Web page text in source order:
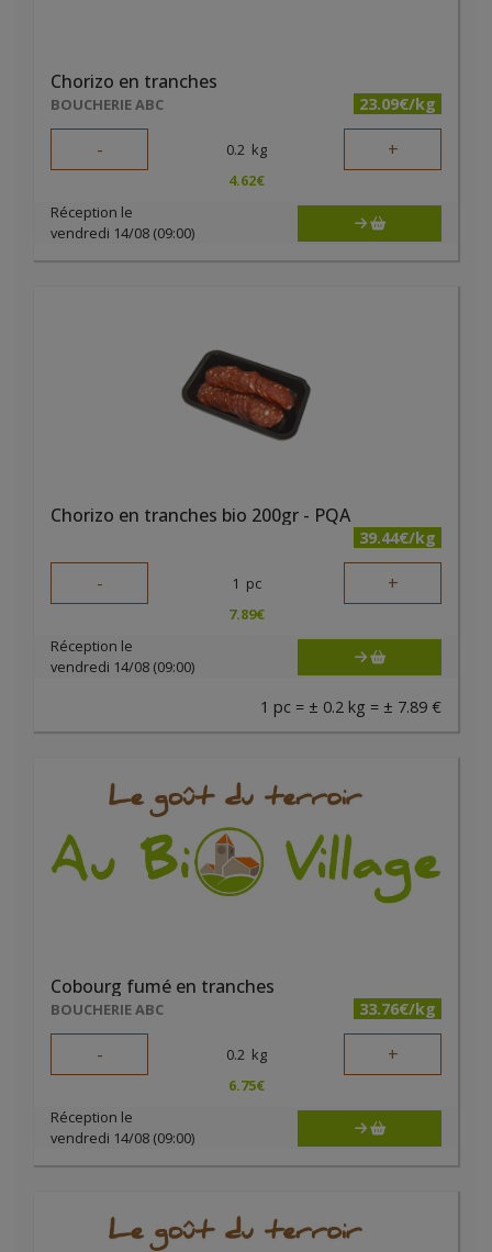
Chorizo en tranches
BOUCHERIE ABC 23.09€/kg
- 0.2 kg +
4.62€
Réception le
vendredi 14/08 (09:00)
Chorizo en tranches bio 200gr - PQA
39.44€/kg
- 1 pc +
7.89€
Réception le
vendredi 14/08 (09:00)
1 pc = ± 0.2 kg = ± 7.89 €
Cobourg fumé en tranches
BOUCHERIE ABC 33.76€/kg
- 0.2 kg +
6.75€
Réception le
vendredi 14/08 (09:00)